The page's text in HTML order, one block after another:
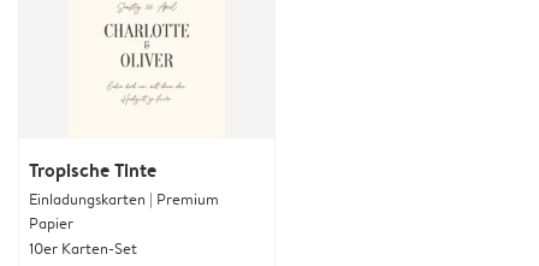
Tropische Tinte
Einladungskarten | Premium
Papier
10er Karten-Set